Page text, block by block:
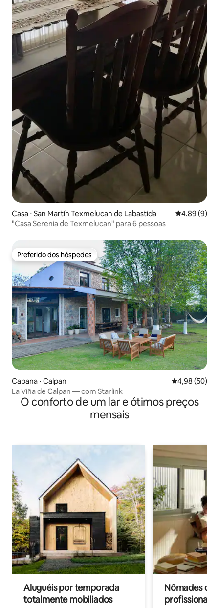
Casa ⋅ San Martín Texmelucan de Labastida 4,89 de uma
4,89 (9)
"Casa Serenia de Texmelucan" para 6 pessoas
Preferido dos hóspedes
Preferido dos hóspedes
Cabana ⋅ Calpan 4,98 de uma
4,98 (50)
La Viña de Calpan — com Starlink
O conforto de um lar e ótimos preços
mensais
Aluguéis por temporada
totalmente mobiliados
Nômades
profissionais